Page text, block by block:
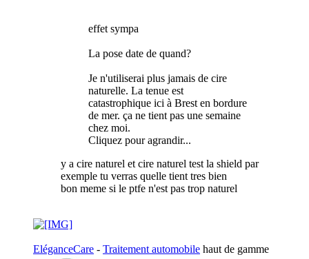
effet sympa
La pose date de quand?
Je n'utiliserai plus jamais de cire
naturelle. La tenue est
catastrophique ici à Brest en bordure
de mer. ça ne tient pas une semaine
chez moi.
Cliquez pour agrandir...
y a cire naturel et cire naturel test la shield par
exemple tu verras quelle tient tres bien
bon meme si le ptfe n'est pas trop naturel
EléganceCare - Traitement automobile haut de gamme